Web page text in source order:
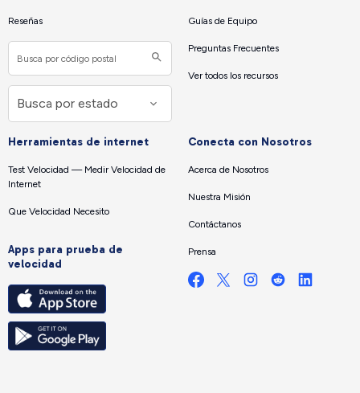
Reseñas Guías de Equipo
Preguntas Frecuentes
Ver todos los recursos
Herramientas de internet
Test Velocidad — Medir Velocidad de
Internet
Que Velocidad Necesito
Apps para prueba de
velocidad
Conecta con Nosotros
Acerca de Nosotros
Nuestra Misión
Contáctanos
Prensa